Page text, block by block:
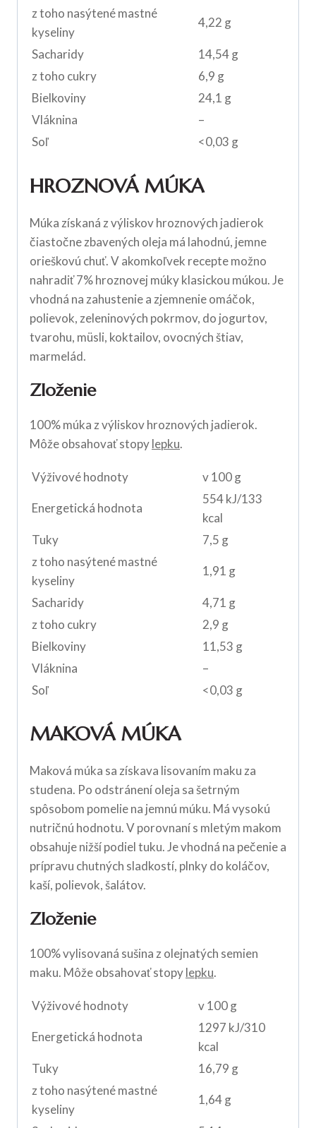
z toho nasýtené mastné
kyseliny
4,22 g
Sacharidy
14,54 g
z toho cukry
6,9 g
Bielkoviny
24,1 g
Vláknina
–
Soľ
<0,03 g
HROZNOVÁ MÚKA
Múka získaná z výliskov hroznových jadierok
čiastočne zbavených oleja má lahodnú, jemne
orieškovú chuť. V akomkoľvek recepte možno
nahradiť 7% hroznovej múky klasickou múkou. Je
vhodná na zahustenie a zjemnenie omáčok,
polievok, zeleninových pokrmov, do jogurtov,
tvarohu, müsli, koktailov, ovocných štiav,
marmelád.
Zloženie
100% múka z výliskov hroznových jadierok.
Môže obsahovať stopylepku.
Výživové hodnoty v 100 g
Energetická hodnota
554 kJ/133
kcal
Tuky
7,5 g
z toho nasýtené mastné
kyseliny
1,91 g
Sacharidy
4,71 g
z toho cukry
2,9 g
Bielkoviny
11,53 g
Vláknina
–
Soľ
<0,03 g
MAKOVÁ MÚKA
Maková múka sa získava lisovaním maku za
studena. Po odstránení oleja sa šetrným
spôsobom pomelie na jemnú múku. Má vysokú
nutričnú hodnotu. V porovnaní s mletým makom
obsahuje nižší podiel tuku. Je vhodná na pečenie a
prípravu chutných sladkostí, plnky do koláčov,
kaší, polievok, šalátov.
Zloženie
100% vylisovaná sušina z olejnatých semien
maku. Môže obsahovať stopylepku.
Výživové hodnoty v 100 g
Energetická hodnota
1297 kJ/310
kcal
Tuky
16,79 g
z toho nasýtené mastné
kyseliny
1,64 g